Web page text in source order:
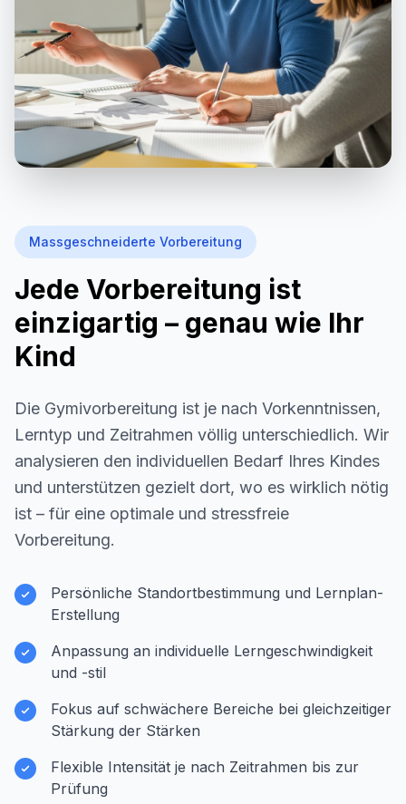
Massgeschneiderte Vorbereitung
Jede Vorbereitung ist
einzigartig – genau wie Ihr
Kind
Die Gymivorbereitung ist je nach Vorkenntnissen,
Lerntyp und Zeitrahmen völlig unterschiedlich. Wir
analysieren den individuellen Bedarf Ihres Kindes
und unterstützen gezielt dort, wo es wirklich nötig
ist – für eine optimale und stressfreie
Vorbereitung.
Persönliche Standortbestimmung und Lernplan-
Erstellung
Anpassung an individuelle Lerngeschwindigkeit
und -stil
Fokus auf schwächere Bereiche bei gleichzeitiger
Stärkung der Stärken
Flexible Intensität je nach Zeitrahmen bis zur
Prüfung